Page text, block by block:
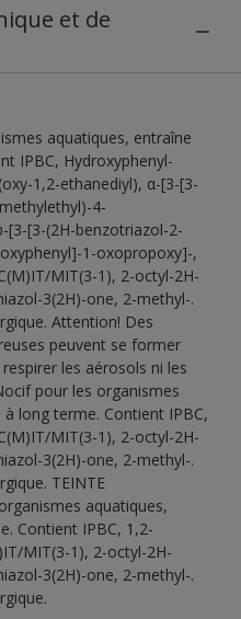
et de
aquatiques, entraîne
IPBC, Hydroxyphenyl-
1,2-ethanediyl), α-[3-[3-
4-
[3-(2H-benzotriazol-2-
1-oxopropoxy]-,
MIT(3-1), 2-octyl-2H-
3(2H)-one, 2-methyl-.
Attention! Des
peuvent se former
les aérosols ni les
pour les organismes
long terme. Contient IPBC,
MIT(3-1), 2-octyl-2H-
3(2H)-one, 2-methyl-.
TEINTE
aquatiques,
Contient IPBC, 1,2-
MIT(3-1), 2-octyl-2H-
3(2H)-one, 2-methyl-.